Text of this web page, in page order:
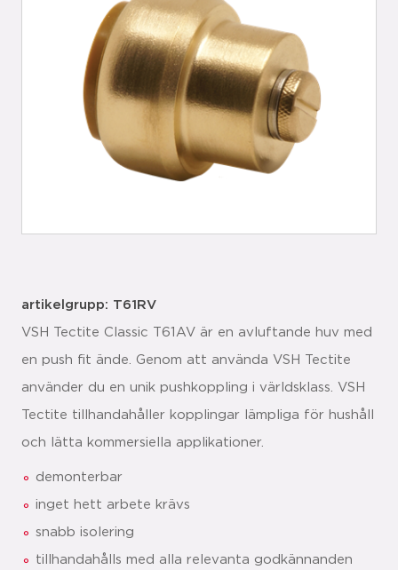
artikelgrupp: T61RV
VSH Tectite Classic T61AV är en avluftande huv med
en push fit ände. Genom att använda VSH Tectite
använder du en unik pushkoppling i världsklass. VSH
Tectite tillhandahåller kopplingar lämpliga för hushåll
och lätta kommersiella applikationer.
demonterbar
inget hett arbete krävs
snabb isolering
tillhandahålls med alla relevanta godkännanden